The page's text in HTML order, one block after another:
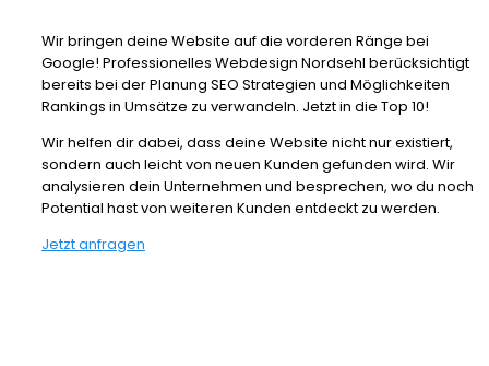
Wir bringen deine Website auf die vorderen Ränge bei
Google! Professionelles Webdesign Nordsehl berücksichtigt
bereits bei der Planung SEO Strategien und Möglichkeiten
Rankings in Umsätze zu verwandeln. Jetzt in die Top 10!
Wir helfen dir dabei, dass deine Website nicht nur existiert,
sondern auch leicht von neuen Kunden gefunden wird. Wir
analysieren dein Unternehmen und besprechen, wo du noch
Potential hast von weiteren Kunden entdeckt zu werden.
Jetzt anfragen